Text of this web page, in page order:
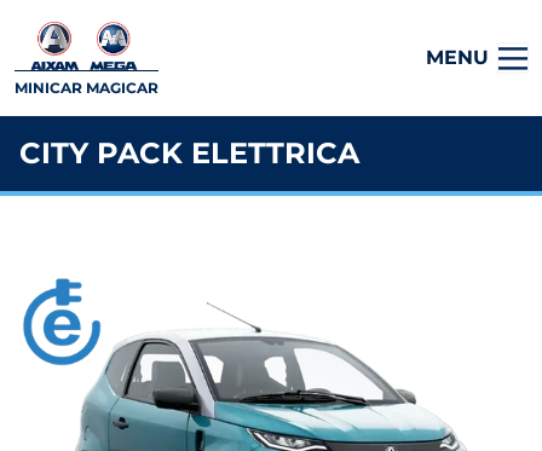
MINICAR MAGICAR
MENU
CITY PACK ELETTRICA